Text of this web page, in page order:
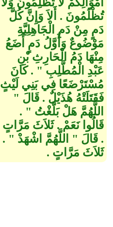
تُظْلَمُونَ ‏.‏ أَلاَ وَإِنَّ كُلَّ
دَمٍ مِنْ دَمِ الْجَاهِلِيَّةِ
مَوْضُوعٌ وَأَوَّلُ دَمٍ أَضَعُ
مِنْهَا دَمُ الْحَارِثِ بْنِ
عَبْدِ الْمُطَّلِبِ ‏"‏ ‏.‏ كَانَ
مُسْتَرْضَعًا فِي بَنِي لَيْثٍ
فَقَتَلَتْهُ هُذَيْلٌ ‏.‏ قَالَ ‏"‏
اللَّهُمَّ هَلْ بَلَّغْتُ ‏"‏ ‏.‏
قَالُوا نَعَمْ ‏.‏ ثَلاَثَ مَرَّاتٍ
‏.‏ قَالَ ‏"‏ اللَّهُمَّ اشْهَدْ ‏"‏ ‏.‏
ثَلاَثَ مَرَّاتٍ ‏.‏